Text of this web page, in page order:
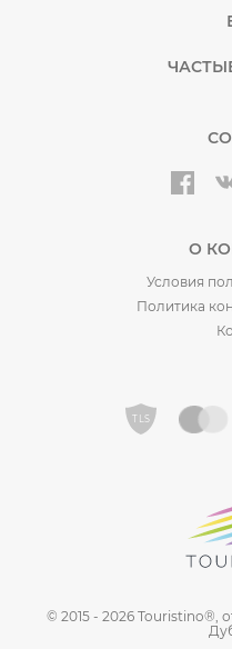
О
Условия
Политика
©️ 2015 - 2026 Touristino®,